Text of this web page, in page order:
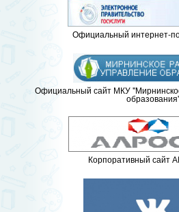
Официальный интернет-
Официальный сайт МКУ
Корпоративный сайт